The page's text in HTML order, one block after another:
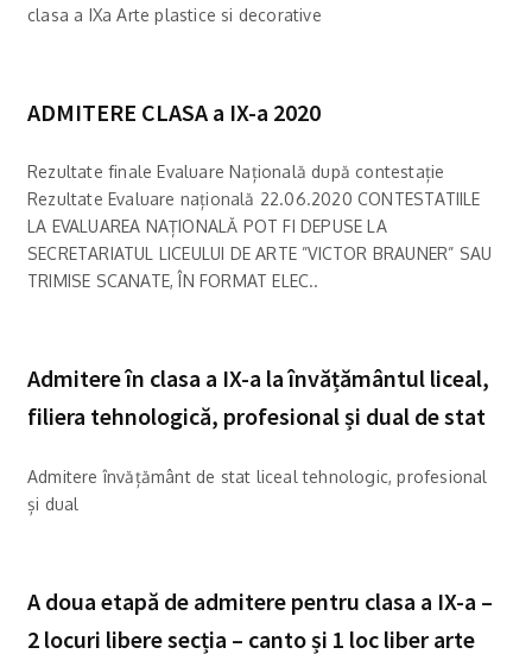
clasa a IXa Arte plastice si decorative
ADMITERE CLASA a IX-a 2020
Rezultate finale Evaluare Națională după contestație
Rezultate Evaluare națională 22.06.2020 CONTESTATIILE
LA EVALUAREA NAȚIONALĂ POT FI DEPUSE LA
SECRETARIATUL LICEULUI DE ARTE ”VICTOR BRAUNER” SAU
TRIMISE SCANATE, ÎN FORMAT ELEC..
Admitere în clasa a IX-a la învățământul liceal,
filiera tehnologică, profesional și dual de stat
Admitere învățământ de stat liceal tehnologic, profesional
și dual
A doua etapă de admitere pentru clasa a IX-a –
2 locuri libere secția – canto și 1 loc liber arte